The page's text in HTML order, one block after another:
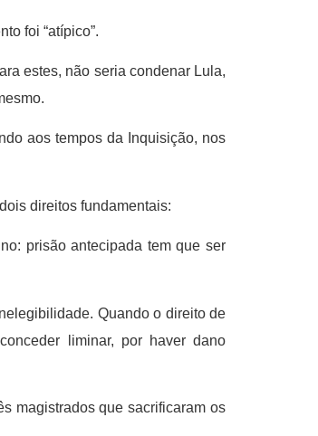
foi “atípico”.
estes, não seria condenar Lula,
aos tempos da Inquisição, nos
direitos fundamentais:
prisão antecipada tem que ser
Quando o direito de
liminar, por haver dano
magistrados que sacrificaram os